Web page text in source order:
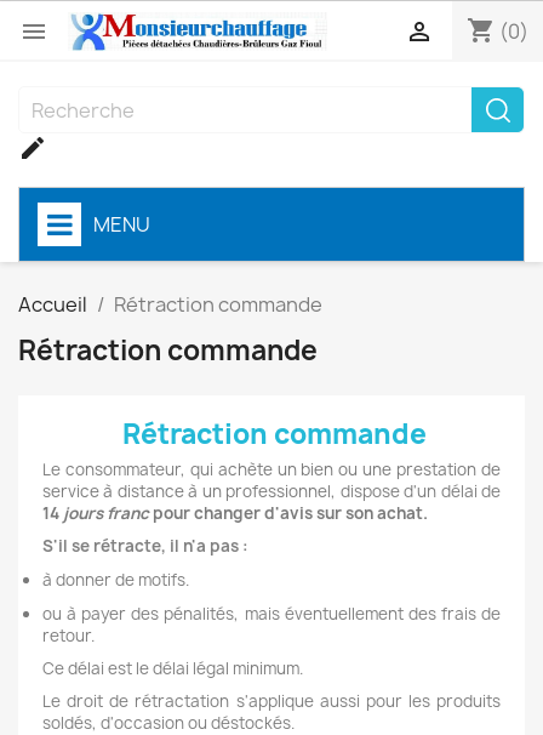
 shopping_cart (0)


MENU
Accueil Rétraction commande
Rétraction commande
Rétraction commande
Le consommateur, qui achète un bien ou une prestation de
service à distance à un professionnel, dispose d'un délai de
14 jours franc pour changer d'avis sur son achat.
S'il se rétracte, il n'a pas :
à donner de motifs.
ou à payer des pénalités, mais éventuellement des frais de
retour.
Ce délai est le délai légal minimum.
Le droit de rétractation s'applique aussi pour les produits
soldés, d'occasion ou déstockés.